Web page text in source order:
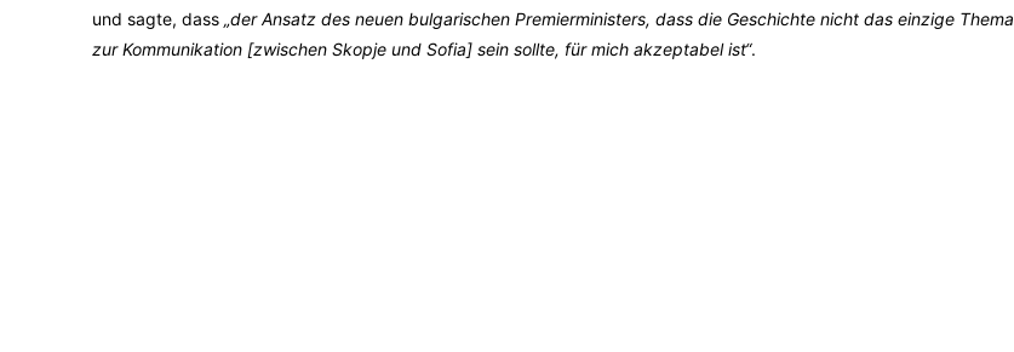
und sagte, dass „der Ansatz des neuen bulgarischen Premierministers, dass die Geschichte nicht das einzige Thema
zur Kommunikation [zwischen Skopje und Sofia] sein sollte, für mich akzeptabel ist“.